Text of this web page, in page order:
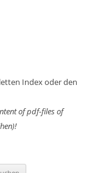
Index oder den
ofpdf-files of